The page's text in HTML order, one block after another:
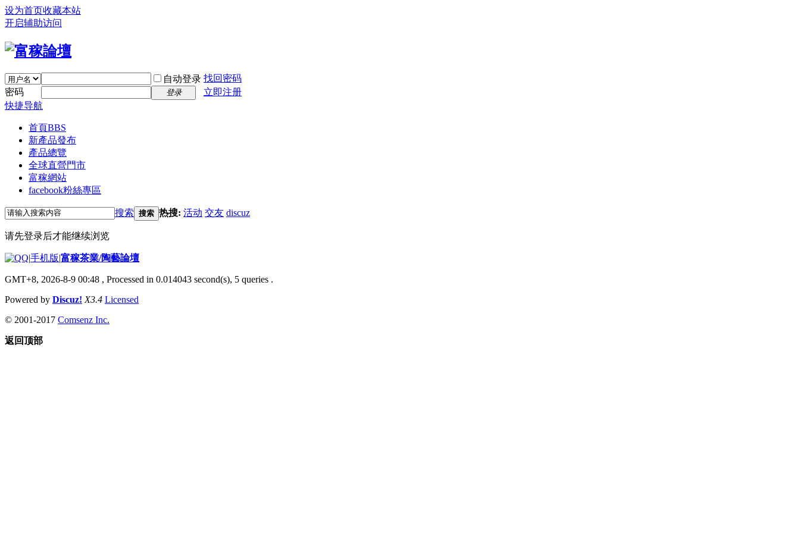
设为首页收藏本站
开启辅助访问
自动登录 找回密码
密码
登录
立即注册
快捷导航
首頁BBS
新產品發布
產品總覽
全球直營門市
富稼網站
facebook粉絲專區
搜索 搜索 热搜: 活动 交友 discuz
请先登录后才能继续浏览
|手机版|富稼茶業/陶藝論壇
GMT+8, 2026-8-9 00:48 , Processed in 0.014043 second(s), 5 queries .
Powered by Discuz! X3.4 Licensed
© 2001-2017 Comsenz Inc.
返回顶部